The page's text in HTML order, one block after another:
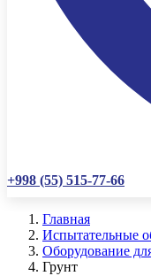
+998 (55) 515-77-66
Главная
Испытательные
Оборудование
Грунт